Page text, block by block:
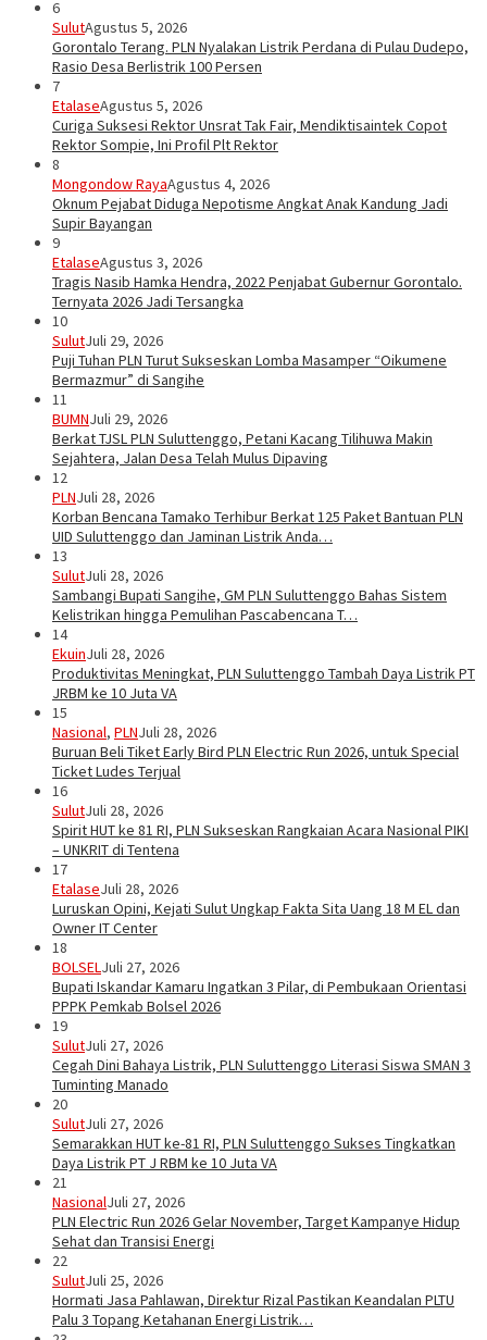
6
SulutAgustus 5, 2026
Gorontalo Terang. PLN Nyalakan Listrik Perdana di Pulau Dudepo,
Rasio Desa Berlistrik 100 Persen
7
EtalaseAgustus 5, 2026
Curiga Suksesi Rektor Unsrat Tak Fair, Mendiktisaintek Copot
Rektor Sompie, Ini Profil Plt Rektor
8
Mongondow RayaAgustus 4, 2026
Oknum Pejabat Diduga Nepotisme Angkat Anak Kandung Jadi
Supir Bayangan
9
EtalaseAgustus 3, 2026
Tragis Nasib Hamka Hendra, 2022 Penjabat Gubernur Gorontalo.
Ternyata 2026 Jadi Tersangka
10
SulutJuli 29, 2026
Puji Tuhan PLN Turut Sukseskan Lomba Masamper “Oikumene
Bermazmur” di Sangihe
11
BUMNJuli 29, 2026
Berkat TJSL PLN Suluttenggo, Petani Kacang Tilihuwa Makin
Sejahtera, Jalan Desa Telah Mulus Dipaving
12
PLNJuli 28, 2026
Korban Bencana Tamako Terhibur Berkat 125 Paket Bantuan PLN
UID Suluttenggo dan Jaminan Listrik Anda…
13
SulutJuli 28, 2026
Sambangi Bupati Sangihe, GM PLN Suluttenggo Bahas Sistem
Kelistrikan hingga Pemulihan Pascabencana T…
14
EkuinJuli 28, 2026
Produktivitas Meningkat, PLN Suluttenggo Tambah Daya Listrik PT
JRBM ke 10 Juta VA
15
Nasional, PLNJuli 28, 2026
Buruan Beli Tiket Early Bird PLN Electric Run 2026, untuk Special
Ticket Ludes Terjual
16
SulutJuli 28, 2026
Spirit HUT ke 81 RI, PLN Sukseskan Rangkaian Acara Nasional PIKI
– UNKRIT di Tentena
17
EtalaseJuli 28, 2026
Luruskan Opini, Kejati Sulut Ungkap Fakta Sita Uang 18 M EL dan
Owner IT Center
18
BOLSELJuli 27, 2026
Bupati Iskandar Kamaru Ingatkan 3 Pilar, di Pembukaan Orientasi
PPPK Pemkab Bolsel 2026
19
SulutJuli 27, 2026
Cegah Dini Bahaya Listrik, PLN Suluttenggo Literasi Siswa SMAN 3
Tuminting Manado
20
SulutJuli 27, 2026
Semarakkan HUT ke-81 RI, PLN Suluttenggo Sukses Tingkatkan
Daya Listrik PT J RBM ke 10 Juta VA
21
NasionalJuli 27, 2026
PLN Electric Run 2026 Gelar November, Target Kampanye Hidup
Sehat dan Transisi Energi
22
SulutJuli 25, 2026
Hormati Jasa Pahlawan, Direktur Rizal Pastikan Keandalan PLTU
Palu 3 Topang Ketahanan Energi Listrik…